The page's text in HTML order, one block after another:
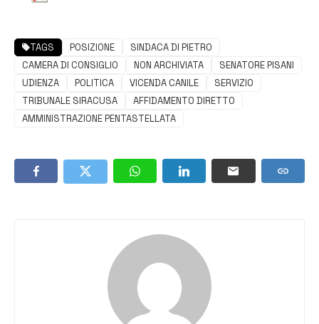
TAGS POSIZIONE
SINDACA DI PIETRO
CAMERA DI CONSIGLIO
NON ARCHIVIATA
SENATORE PISANI
UDIENZA
POLITICA VICENDA CANILE
SERVIZIO
TRIBUNALE SIRACUSA
AFFIDAMENTO DIRETTO
AMMINISTRAZIONE PENTASTELLATA